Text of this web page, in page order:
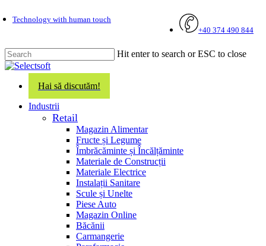
content
Technology with human touch
+40 374 490 844
Hit enter to search or ESC to close
Close
Search
Hai să discutăm!
search
Menu Industrii
Retail
Magazin Alimentar
Fructe și Legume
Îmbrăcăminte și Încălțăminte
Materiale de Construcții
Materiale Electrice
Instalații Sanitare
Scule și Unelte
Piese Auto
Magazin Online
Băcănii
Carmangerie